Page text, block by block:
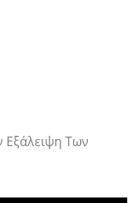
Εξάλειψη Των